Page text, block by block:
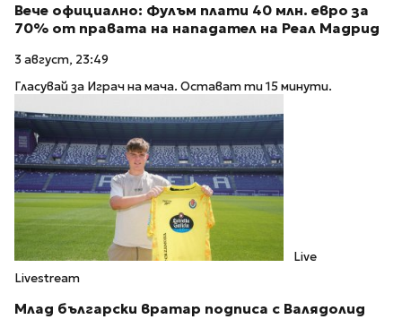
Вече официално: Фулъм плати 40 млн. евро за
70% от правата на нападател на Реал Мадрид
3 август, 23:49
Гласувай за Играч на мача. Остават ти 15 минути.
Live
Livestream
Млад български вратар подписа с Валядолид